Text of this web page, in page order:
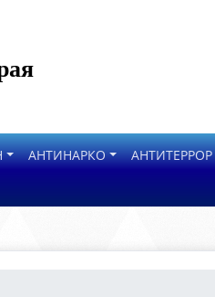
АНТИНАРКО
АНТИТЕРРОР